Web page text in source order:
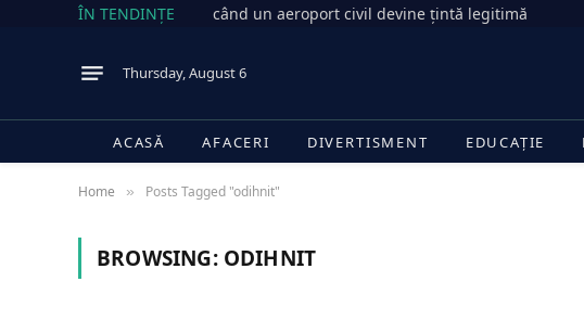
ÎN TENDINȚE când un aeroport civil devine țintă legitimă
Thursday, August 6
ACASĂ AFACERI DIVERTISMENT EDUCAȚIE
Home » Posts Tagged "odihnit"
BROWSING: ODIHNIT